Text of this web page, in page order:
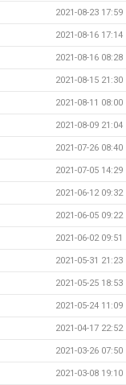
2021-08-23 17:59
2021-08-16 17:14
2021-08-16 08:28
2021-08-15 21:30
2021-08-11 08:00
2021-08-09 21:04
2021-07-26 08:40
2021-07-05 14:29
2021-06-12 09:32
2021-06-05 09:22
2021-06-02 09:51
2021-05-31 21:23
2021-05-25 18:53
2021-05-24 11:09
2021-04-17 22:52
2021-03-26 07:50
2021-03-08 19:10